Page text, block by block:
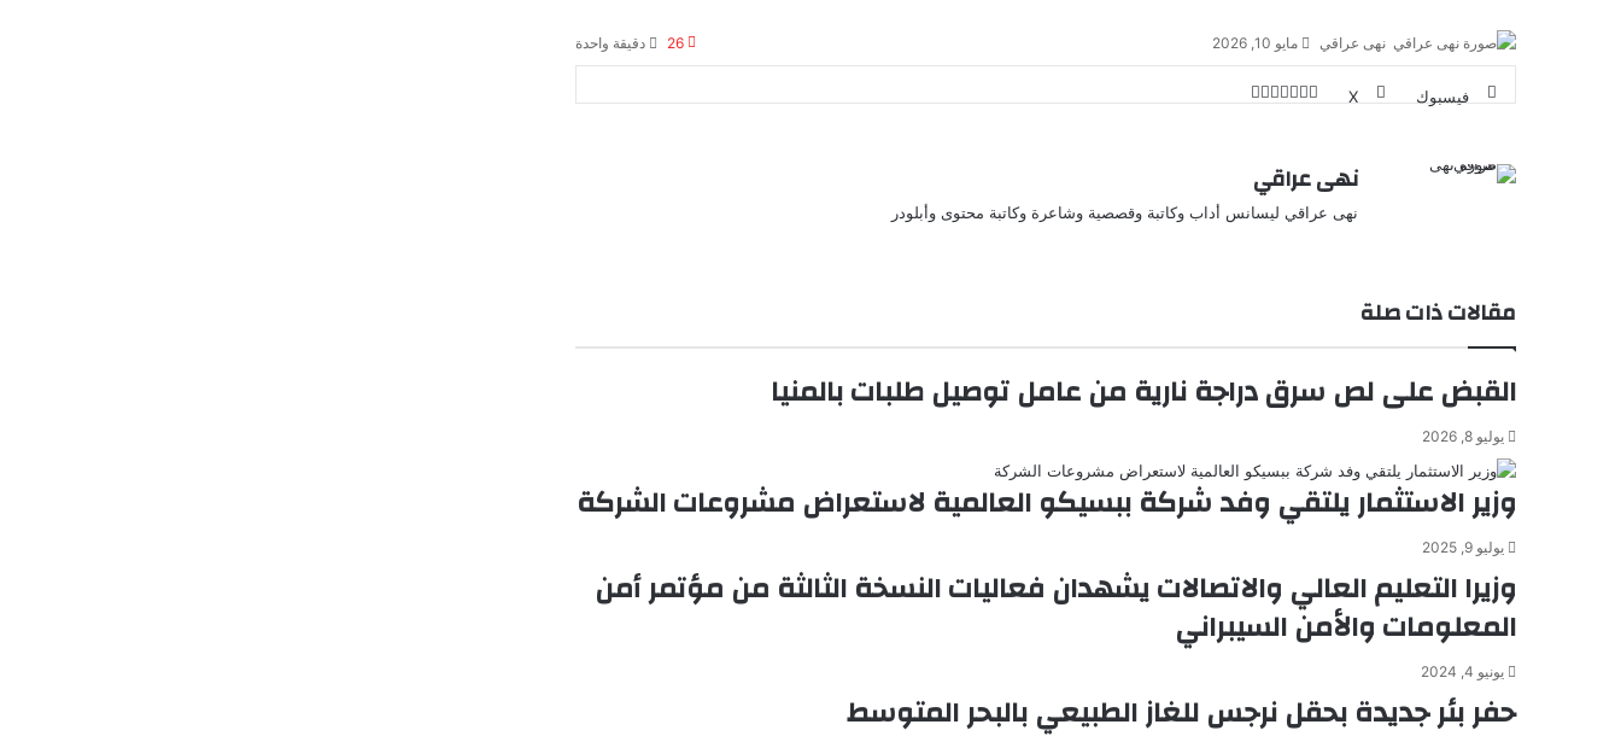
نهى عراقي مايو 10, 2026 26 دقيقة واحدة
فيسبوك ‫X
إlرi
tة
ل
ر
نهى عراقي
نهى عراقي ليسانس أداب وكاتبة وقصصية وشاعرة وكاتبة محتوى وأبلودر
مقالات ذات صلة
القبض على لص سرق دراجة نارية من عامل توصيل طلبات بالمنيا
يوليو 8, 2026
وزير الاستثمار يلتقي وفد شركة ببسيكو العالمية لاستعراض مشروعات الشركة
يوليو 9, 2025
وزيرا التعليم العالي والاتصالات يشهدان فعاليات النسخة الثالثة من مؤتمر أمن
المعلومات والأمن السيبراني
يونيو 4, 2024
حفر بئر جديدة بحقل نرجس للغاز الطبيعي بالبحر المتوسط